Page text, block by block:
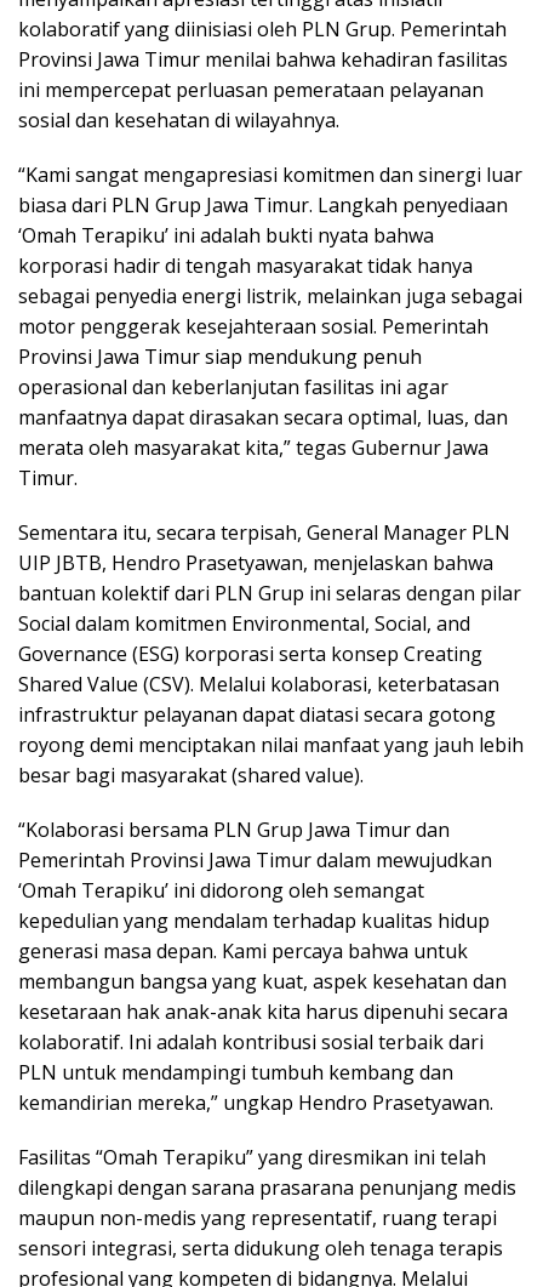
kolaboratif yang diinisiasi oleh PLN Grup. Pemerintah
Provinsi Jawa Timur menilai bahwa kehadiran fasilitas
ini mempercepat perluasan pemerataan pelayanan
sosial dan kesehatan di wilayahnya.
“Kami sangat mengapresiasi komitmen dan sinergi luar
biasa dari PLN Grup Jawa Timur. Langkah penyediaan
‘Omah Terapiku’ ini adalah bukti nyata bahwa
korporasi hadir di tengah masyarakat tidak hanya
sebagai penyedia energi listrik, melainkan juga sebagai
motor penggerak kesejahteraan sosial. Pemerintah
Provinsi Jawa Timur siap mendukung penuh
operasional dan keberlanjutan fasilitas ini agar
manfaatnya dapat dirasakan secara optimal, luas, dan
merata oleh masyarakat kita,” tegas Gubernur Jawa
Timur.
Sementara itu, secara terpisah, General Manager PLN
UIP JBTB, Hendro Prasetyawan, menjelaskan bahwa
bantuan kolektif dari PLN Grup ini selaras dengan pilar
Social dalam komitmen Environmental, Social, and
Governance (ESG) korporasi serta konsep Creating
Shared Value (CSV). Melalui kolaborasi, keterbatasan
infrastruktur pelayanan dapat diatasi secara gotong
royong demi menciptakan nilai manfaat yang jauh lebih
besar bagi masyarakat (shared value).
“Kolaborasi bersama PLN Grup Jawa Timur dan
Pemerintah Provinsi Jawa Timur dalam mewujudkan
‘Omah Terapiku’ ini didorong oleh semangat
kepedulian yang mendalam terhadap kualitas hidup
generasi masa depan. Kami percaya bahwa untuk
membangun bangsa yang kuat, aspek kesehatan dan
kesetaraan hak anak-anak kita harus dipenuhi secara
kolaboratif. Ini adalah kontribusi sosial terbaik dari
PLN untuk mendampingi tumbuh kembang dan
kemandirian mereka,” ungkap Hendro Prasetyawan.
Fasilitas “Omah Terapiku” yang diresmikan ini telah
dilengkapi dengan sarana prasarana penunjang medis
maupun non-medis yang representatif, ruang terapi
sensori integrasi, serta didukung oleh tenaga terapis
profesional yang kompeten di bidangnya. Melalui